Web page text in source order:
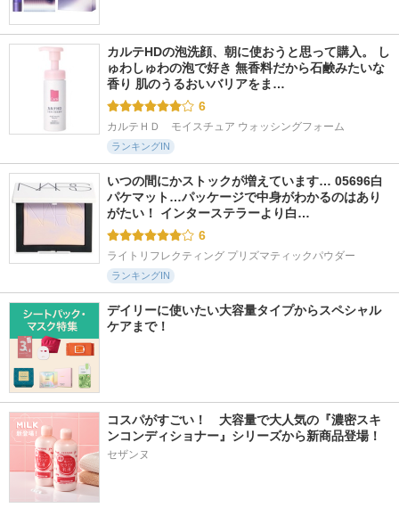
カルテHDの泡洗顔、朝に使おうと思って購入。 し
ゅわしゅわの泡で好き 無香料だから石鹸みたいな
香り 肌のうるおいバリアをま…
6
カルテＨＤ　モイスチュア ウォッシングフォーム
ランキングIN
いつの間にかストックが増えています… 05696白
パケマット…パッケージで中身がわかるのはあり
がたい！ インターステラーより白…
6
ライトリフレクティング プリズマティックパウダー
ランキングIN
デイリーに使いたい大容量タイプからスペシャル
ケアまで！
コスパがすごい！　大容量で大人気の『濃密スキ
ンコンディショナー』シリーズから新商品登場！
セザンヌ